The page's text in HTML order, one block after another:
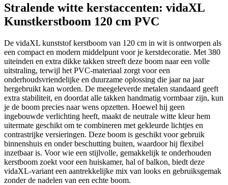
Stralende witte kerstaccenten: vidaXL
Kunstkerstboom 120 cm PVC
De vidaXL kunststof kerstboom van 120 cm in wit is ontworpen als
een compact en modern middelpunt voor je kerstdecoratie. Met 380
uiteinden en extra dikke takken streeft deze boom naar een volle
uitstraling, terwijl het PVC-materiaal zorgt voor een
onderhoudsvriendelijke en duurzame oplossing die jaar na jaar
hergebruikt kan worden. De meegeleverde metalen standaard geeft
extra stabiliteit, en doordat alle takken handmatig vormbaar zijn, kun
je de boom precies naar wens opzetten. Hoewel hij geen
ingebouwde verlichting heeft, maakt de neutrale witte kleur hem
uitermate geschikt om te combineren met gekleurde lichtjes en
contrastrijke versieringen. Deze boom is geschikt voor gebruik
binnenshuis en onder beschutting buiten, waardoor hij flexibel
inzetbaar is. Voor wie een stijlvolle, gemakkelijk te onderhouden
kerstboom zoekt voor een huiskamer, hal of balkon, biedt deze
vidaXL-variant een aantrekkelijke mix van looks en gebruiksgemak
zonder de nadelen van een echte boom.